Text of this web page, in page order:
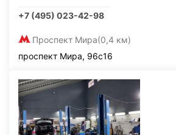
+7 (495) 023-42-98
Проспект Мира(0,4 км)
проспект Мира, 96с16